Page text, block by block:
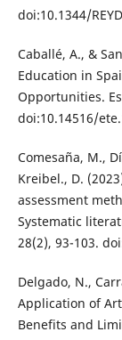
doi:10.1344/
Caballé, A., &
Education in
Opportunities.
doi:10.14516/
Comesaña, M.,
Kreibel., D.
assessment
Systematic
28(2), 93-103.
Delgado, N.,
Application of
Benefits and